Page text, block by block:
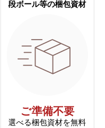
段ボール等の梱包資材
ご準備不要
選べる梱包資材を無料